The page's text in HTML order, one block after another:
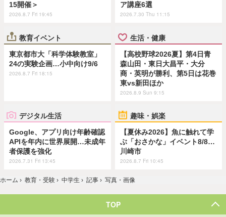
15開催＞
2026.8.7 Fri 19:45
ア講座6選
2026.7.30 Thu 11:15
教育イベント
東京都市大「科学体験教室」
24の実験企画…小中向け9/6
2026.8.7 Fri 18:15
生活・健康
【高校野球2026夏】第4日青
森山田・東日大昌平・大分
商・英明が勝利、第5日は花巻
東vs新田ほか
2026.8.9 Sun 9:15
デジタル生活
Google、アプリ向け年齢確認
APIを年内に世界展開…未成年
者保護を強化
2026.7.31 Fri 13:45
趣味・娯楽
【夏休み2026】魚に触れて学
ぶ「おさかな」イベント8/8…
川崎市
2026.8.7 Fri 10:45
ホーム › 教育・受験 › 中学生 › 記事 › 写真・画像
TOP